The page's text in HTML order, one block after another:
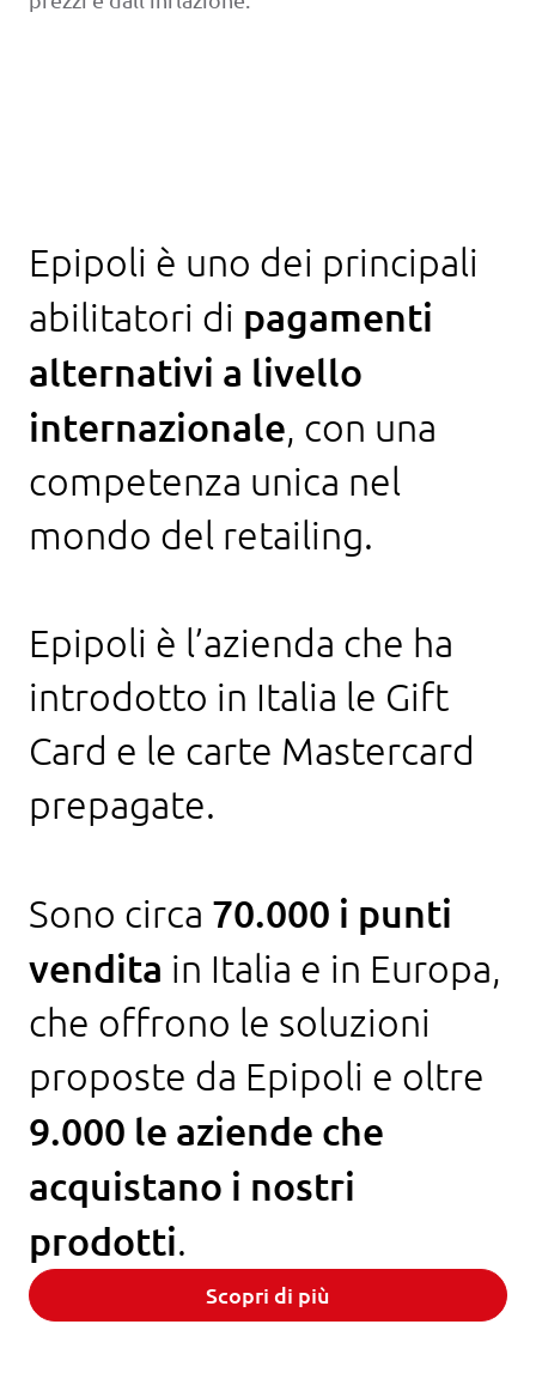
Epipoli è uno dei principali
abilitatori di pagamenti
alternativi a livello
internazionale, con una
competenza unica nel
mondo del retailing.
Epipoli è l’azienda che ha
introdotto in Italia le Gift
Card e le carte Mastercard
prepagate.
Sono circa 70.000 i punti
vendita in Italia e in Europa,
che offrono le soluzioni
proposte da Epipoli e oltre
9.000 le aziende che
acquistano i nostri
prodotti.
Scopri di più